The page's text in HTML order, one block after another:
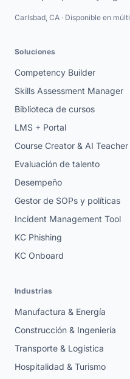
Carlsbad, CA · Disponible en
Soluciones
Competency Builder
Skills Assessment Manager
Biblioteca de cursos
LMS + Portal
Course Creator & AI Teacher
Evaluación de talento
Desempeño
Gestor de SOPs y políticas
Incident Management Tool
KC Phishing
KC Onboard
Industrias
Manufactura & Energía
Construcción & Ingeniería
Transporte & Logística
Hospitalidad & Turismo